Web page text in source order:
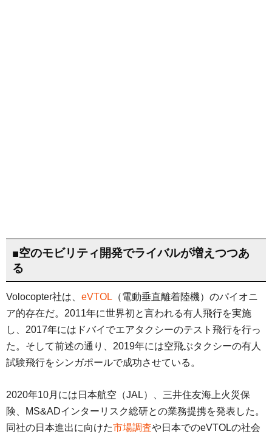
■空のモビリティ開発でライバルが増えつつあ
る
Volocopter社は、 eVTOL （電動垂直離着陸機）のパイオニ
ア的存在だ。2011年に世界初と言われる有人飛行を実施
し、2017年にはドバイでエアタクシーのテスト飛行を行っ
た。そして前述の通り、2019年には空飛ぶタクシーの有人
試験飛行をシンガポールで成功させている。
2020年10月には日本航空（JAL）、三井住友海上火災保
険、MS&ADインターリスク総研との業務提携を発表した。
同社の日本進出に向けた市場調査や日本でのeVTOLの社会